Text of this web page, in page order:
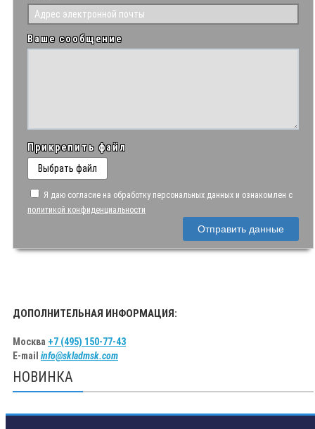
Ваше сообщение
Прикрепить файл
Выбрать файл
Я даю согласие на обработку персональных данных и ознакомлен с
политикой конфиденциальности
Отправить данные
ДОПОЛНИТЕЛЬНАЯ ИНФОРМАЦИЯ:
Москва +7 (495) 150-77-43
E-mail info@skladmsk.com
НОВИНКА